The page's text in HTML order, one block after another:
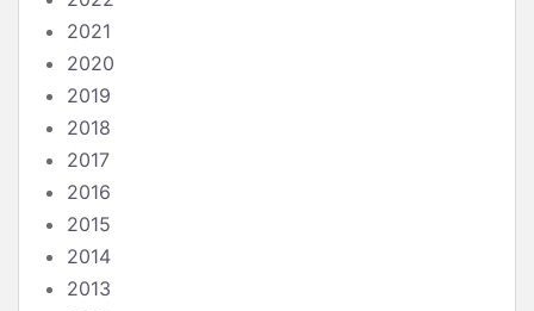
2021
2020
2019
2018
2017
2016
2015
2014
2013